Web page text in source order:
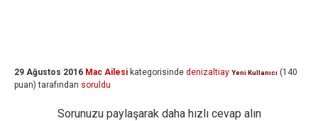
29 Ağustos 2016 Mac Ailesi kategorisinde denizaltiay Yeni Kullanıcı (140
puan) tarafından soruldu
Sorunuzu paylaşarak daha hızlı cevap alın